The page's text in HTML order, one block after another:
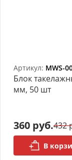
Артикул: MWS-
Блок
мм, 50 шт
360 руб.432
В